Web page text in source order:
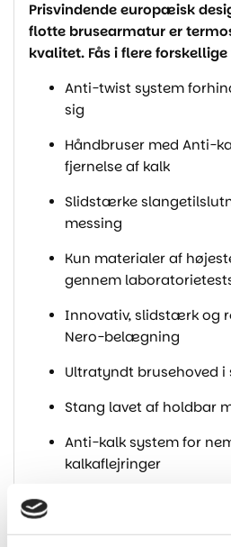
Prisvindende europæisk
flotte brusearmatur er
kvalitet. Fås i flere forskellige
Anti-twist system
sig
Håndbruser med Anti-
fjernelse af kalk
Slidstærke
messing
Kun materialer af
gennem
Innovativ, slidstærk og
Nero-belægning
Ultratyndt brusehoved i
Stang lavet af holdbar
Anti-kalk system for
kalkaflejringer
Et bredt udvalg af